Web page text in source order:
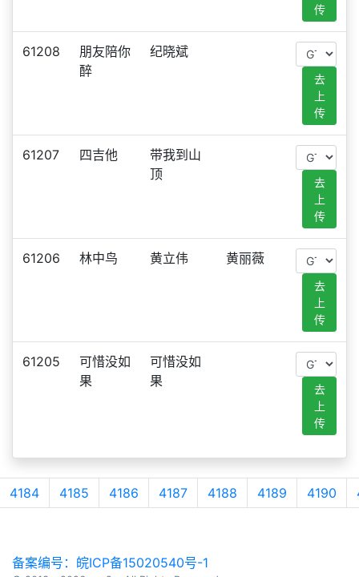
传
61208
朋友陪你
醉
纪晓斌
去
上
传
61207 四吉他
带我到山
顶
去
上
传
61206 林中鸟 黄立伟 黄丽薇
去
上
传
61205
可惜没如
果
可惜没如
果
去
上
传
4184 4185 4186 4187 4188 4189 4190
备案编号：皖ICP备15020540号-1